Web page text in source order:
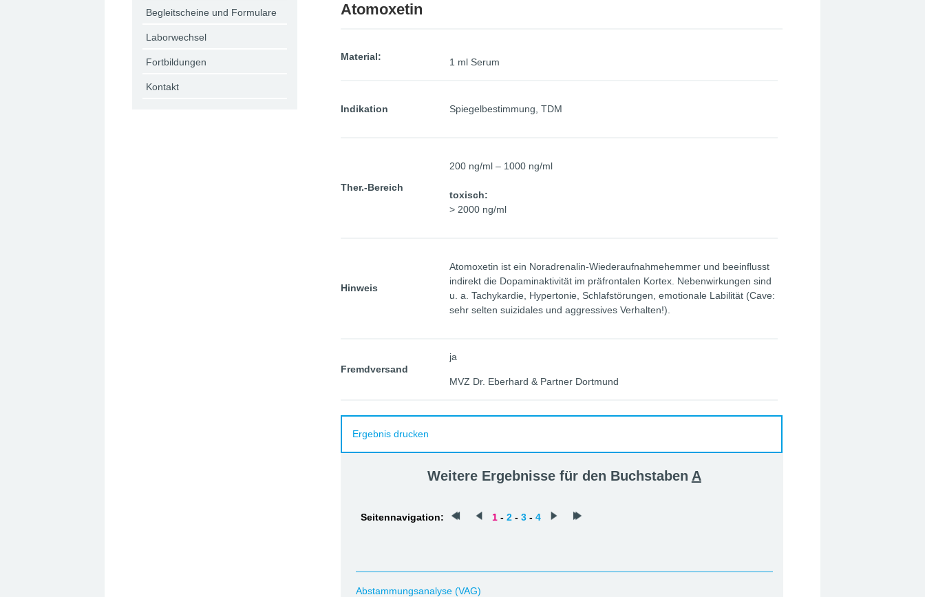
Atomoxetin
Material: 1 ml Serum
Indikation Spiegelbestimmung, TDM
Ther.-Bereich
200 ng/ml – 1000 ng/ml
toxisch:
> 2000 ng/ml
Hinweis
Atomoxetin ist ein Noradrenalin-Wiederaufnahmehemmer und beeinflusst
indirekt die Dopaminaktivität im präfrontalen Kortex. Nebenwirkungen sind
u. a. Tachykardie, Hypertonie, Schlafstörungen, emotionale Labilität (Cave:
sehr selten suizidales und aggressives Verhalten!).
Fremdversand
ja
MVZ Dr. Eberhard & Partner Dortmund
Ergebnis drucken
Weitere Ergebnisse für den Buchstaben A
Seitennavigation: 1 - 2 - 3 - 4
Abstammungsanalyse (VAG)
Begleitscheine und Formulare
Laborwechsel
Fortbildungen
Kontakt